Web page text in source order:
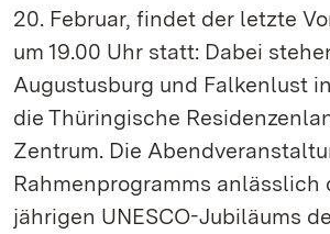
20. Februar, findet der letzte
um 19.00 Uhr statt: Dabei
Augustusburg und Falkenlust
die Thüringische
Zentrum. Die
Rahmenprogramms anlässlich
jährigen UNESCO-Jubiläums